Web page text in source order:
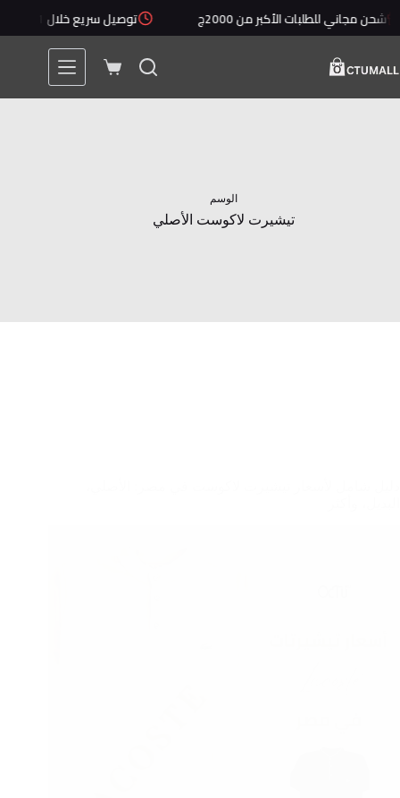
إلىشحن مجاني للطلبات الأكبر من 2000ج توصيل سريع خلال 1 - 5 أيام
عربة
الوسم
تيشيرت لاكوست الأصلي